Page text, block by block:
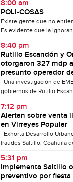
8:00 am
POLI-COSAS
Existe gente que no
Es evidente que la
8:40 pm
Rutilio Escandón y
otorgaron 327 mdp
presunto operador
Una investigación de
gobiernos de Rutilio
7:12 pm
Alertan sobre venta
en Virreyes Popular
Exhorta Desarrollo
fraudes Saltillo, Coahuila
5:31 pm
Implementa Saltillo
preventivo por